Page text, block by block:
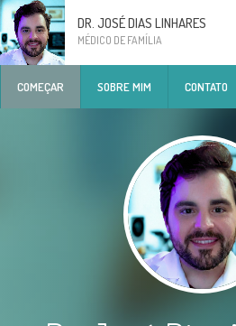
DR. JOSÉ DIAS LINHARES
MÉDICO DE FAMÍLIA
COMEÇAR SOBRE MIM CONTATO